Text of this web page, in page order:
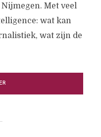
Met veel
wat kan
wat zijn de